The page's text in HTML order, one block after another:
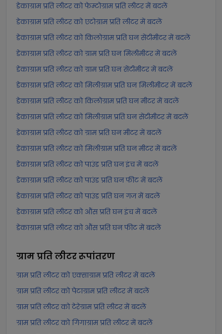
डेकाग्राम प्रति लीटर को फेम्टोग्राम प्रति लीटर में बदलें
डेकाग्राम प्रति लीटर को एटोग्राम प्रति लीटर में बदलें
डेकाग्राम प्रति लीटर को किलोग्राम प्रति घन सेंटीमीटर में बदलें
डेकाग्राम प्रति लीटर को ग्राम प्रति घन मिलीमीटर में बदलें
डेकाग्राम प्रति लीटर को ग्राम प्रति घन सेंटीमीटर में बदलें
डेकाग्राम प्रति लीटर को मिलीग्राम प्रति घन मिलीमीटर में बदलें
डेकाग्राम प्रति लीटर को किलोग्राम प्रति घन मीटर में बदलें
डेकाग्राम प्रति लीटर को मिलीग्राम प्रति घन सेंटीमीटर में बदलें
डेकाग्राम प्रति लीटर को ग्राम प्रति घन मीटर में बदलें
डेकाग्राम प्रति लीटर को मिलीग्राम प्रति घन मीटर में बदलें
डेकाग्राम प्रति लीटर को पाउंड प्रति घन इंच में बदलें
डेकाग्राम प्रति लीटर को पाउंड प्रति घन फीट में बदलें
डेकाग्राम प्रति लीटर को पाउंड प्रति घन गज में बदलें
डेकाग्राम प्रति लीटर को औंस प्रति घन इंच में बदलें
डेकाग्राम प्रति लीटर को औंस प्रति घन फीट में बदलें
ग्राम प्रति लीटररूपांतरण
ग्राम प्रति लीटर को एक्साग्राम प्रति लीटर में बदलें
ग्राम प्रति लीटर को पेटाग्राम प्रति लीटर में बदलें
ग्राम प्रति लीटर को टेरेग्राम प्रति लीटर में बदलें
ग्राम प्रति लीटर को गिगाग्राम प्रति लीटर में बदलें